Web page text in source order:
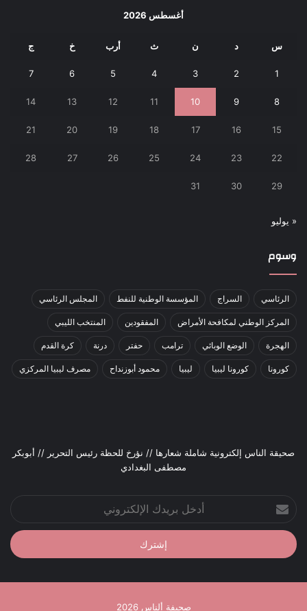
أغسطس 2026
س د ن ث أرب خ ج
1
2
3
4
5
6
7
8
9
10
11
12
13
14
15
16
17
18
19
20
21
22
23
24
25
26
27
28
29
30
31
« يوليو
وسوم
الرئاسي السراج المؤسسة الوطنية للنفط المجلس الرئاسي
المركز الوطني لمكافحة الأمراض المفقودين المنتخب الليبي
الهجرة الوضع الوبائي ترامب حفتر درنة كرة القدم
كورونا كورونا ليبيا ليبيا محمود أبوزنداح مصرف ليبيا المركزي
صحيقة الناس إلكترونية شاملة شعارها // نؤرخ للحظة رئيس التحرير // أبوبكر
مصطفى البغدادي
بريدك
الإلكتروني
صحيفة ألناس 2026